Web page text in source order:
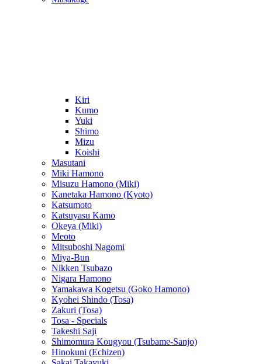
Kiri
Kumo
Yuki
Shimo
Mizu
Koishi
Masutani
Miki Hamono
Misuzu Hamono (Miki)
Kanetaka Hamono (Kyoto)
Katsumoto
Katsuyasu Kamo
Okeya (Miki)
Meoto
Mitsuboshi Nagomi
Miya-Bun
Nikken Tsubazo
Nigara Hamono
Yamakawa Kogetsu (Goko Hamono)
Kyohei Shindo (Tosa)
Zakuri (Tosa)
Tosa - Specials
Takeshi Saji
Shimomura Kougyou (Tsubame-Sanjo)
Hinokuni (Echizen)